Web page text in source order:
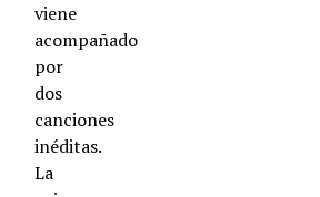
viene
acompañado
por
dos
canciones
inéditas.
La